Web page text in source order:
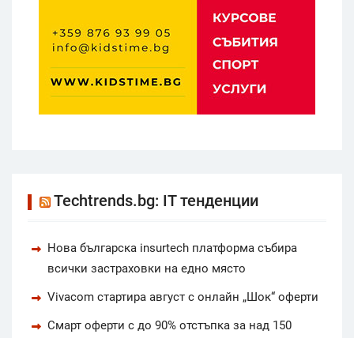
Techtrends.bg: IT тенденции
Нова българска insurtech платформа събира
всички застраховки на едно място
Vivacom стартира август с онлайн „Шок“ оферти
Смарт оферти с до 90% отстъпка за над 150